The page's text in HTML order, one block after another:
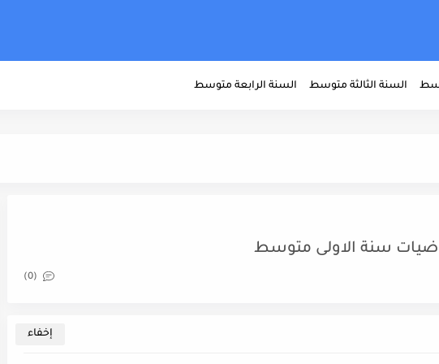
السنة الثالثة متوسط السنة الرابعة متوسط
(0)